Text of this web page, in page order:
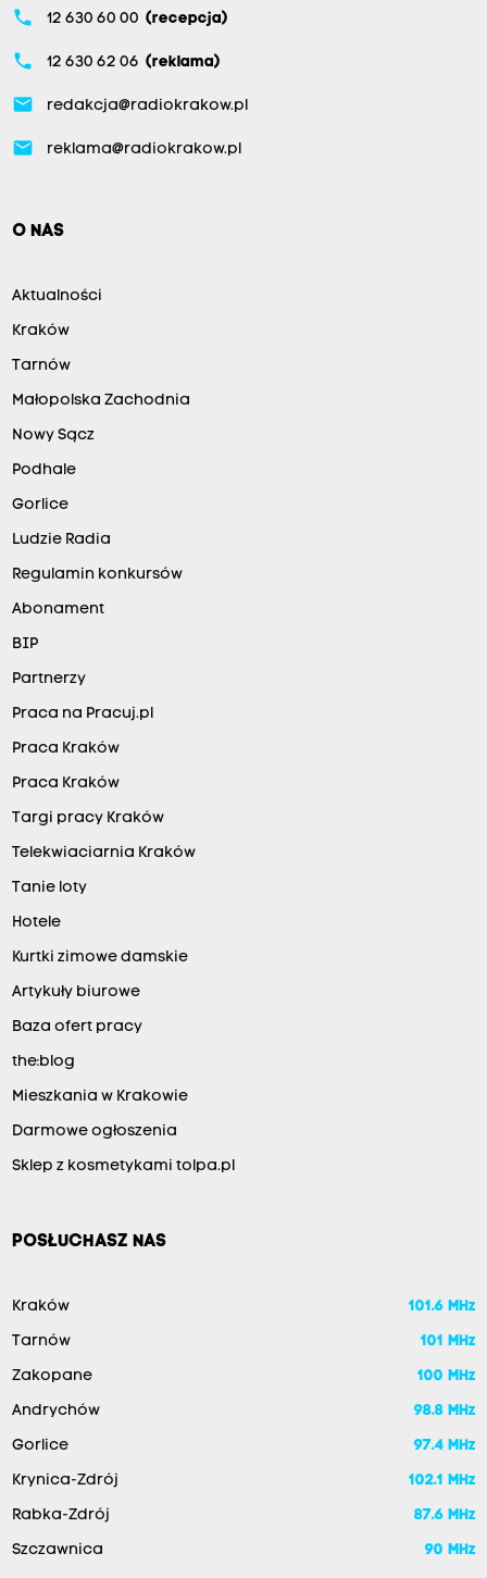
phone 12 630 60 00 (recepcja)
phone 12 630 62 06 (reklama)
email redakcja@radiokrakow.pl
email reklama@radiokrakow.pl
O NAS
Aktualności
Kraków
Tarnów
Małopolska Zachodnia
Nowy Sącz
Podhale
Gorlice
Ludzie Radia
Regulamin konkursów
Abonament
BIP
Partnerzy
Praca na Pracuj.pl
Praca Kraków
Praca Kraków
Targi pracy Kraków
Telekwiaciarnia Kraków
Tanie loty
Hotele
Kurtki zimowe damskie
Artykuły biurowe
Baza ofert pracy
the:blog
Mieszkania w Krakowie
Darmowe ogłoszenia
Sklep z kosmetykami tolpa.pl
POSŁUCHASZ NAS
Kraków 101.6 MHz
Tarnów 101 MHz
Zakopane 100 MHz
Andrychów 98.8 MHz
Gorlice 97.4 MHz
Krynica-Zdrój 102.1 MHz
Rabka-Zdrój 87.6 MHz
Szczawnica 90 MHz